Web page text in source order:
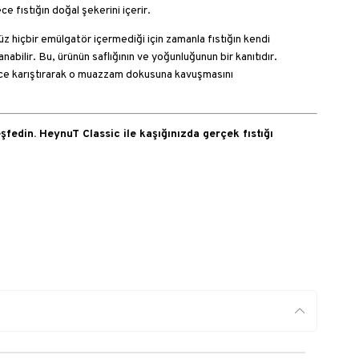
fıstığın doğal şekerini içerir.
hiçbir emülgatör içermediği için zamanla fıstığın kendi
Bu, ürünün saflığının ve yoğunluğunun bir kanıtıdır.
karıştırarak o muazzam dokusuna kavuşmasını
HeynuT Classic ile kaşığınızda gerçek fıstığı